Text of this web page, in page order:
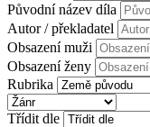
Původní název díla
Autor / překladatel
Obsazení muži
Obsazení ženy
Rubrika
Třídit dle